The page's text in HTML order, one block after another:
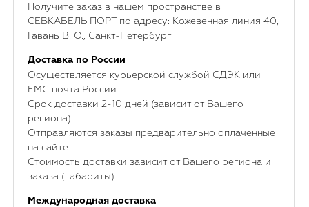
Получите заказ в нашем пространстве в
СЕВКАБЕЛЬ ПОРТ по адресу: Кожевенная линия 40,
Гавань В. О., Санкт-Петербург
Доставка по России
Осуществляется курьерской службой СДЭК или
ЕМС почта России.
Срок доставки 2-10 дней (зависит от Вашего
региона).
Отправляются заказы предварительно оплаченные
на сайте.
Стоимость доставки зависит от Вашего региона и
заказа (габариты).
Международная доставка